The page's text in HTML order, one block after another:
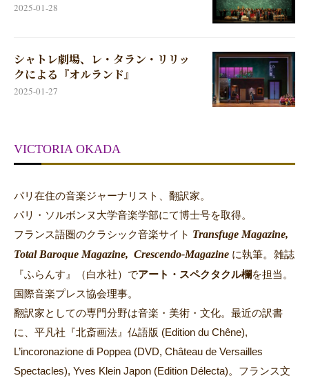
2025-01-28
シャトレ劇場、レ・タラン・リリッ
クによる『オルランド』
2025-01-27
VICTORIA OKADA
パリ在住の音楽ジャーナリスト、翻訳家。
パリ・ソルボンヌ大学音楽学部にて博士号を取得。
フランス語圏のクラシック音楽サイト Transfuge Magazine,
Total Baroque Magazine, Crescendo-Magazine に執筆。 雑誌
『ふらんす』（白水社）でアート・スペクタクル欄を担当。
国際音楽プレス協会理事。
翻訳家としての専門分野は音楽・美術・文化。最近の訳書
に、平凡社『北斎画法』仏語版 (Edition du Chêne),
L’incoronazione di Poppea (DVD, Château de Versailles
Spectacles), Yves Klein Japon (Edition Délecta)。フランス文